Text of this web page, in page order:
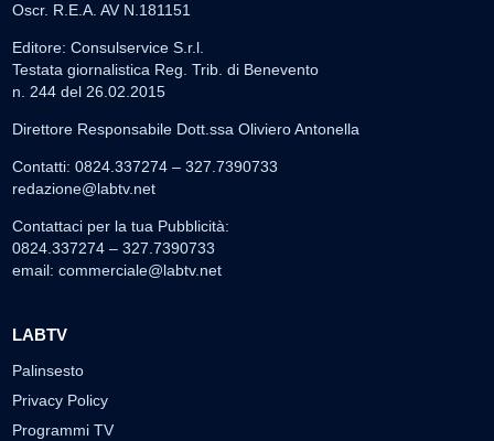
Oscr. R.E.A. AV N.181151
Editore: Consulservice S.r.l.
Testata giornalistica Reg. Trib. di Benevento
n. 244 del 26.02.2015
Direttore Responsabile Dott.ssa Oliviero Antonella
Contatti: 0824.337274 – 327.7390733
redazione@labtv.net
Contattaci per la tua Pubblicità:
0824.337274 – 327.7390733
email: commerciale@labtv.net
LABTV
Palinsesto
Privacy Policy
Programmi TV